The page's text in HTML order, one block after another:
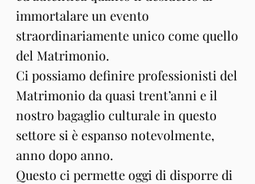
immortalare un evento
straordinariamente unico come quello
del Matrimonio.
Ci possiamo definire professionisti del
Matrimonio da quasi trent’anni e il
nostro bagaglio culturale in questo
settore si è espanso notevolmente,
anno dopo anno.
Questo ci permette oggi di disporre di